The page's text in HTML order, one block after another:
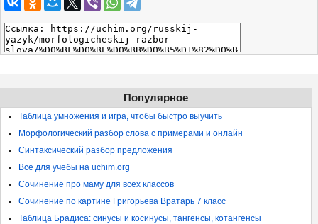
Популярное
Таблица умножения и игра, чтобы быстро выучить
Морфологический разбор слова с примерами и онлайн
Синтаксический разбор предложения
Все для учебы на uchim.org
Сочинение про маму для всех классов
Сочинение по картине Григорьева Вратарь 7 класс
Таблица Брадиса: синусы и косинусы, тангенсы, котангенсы